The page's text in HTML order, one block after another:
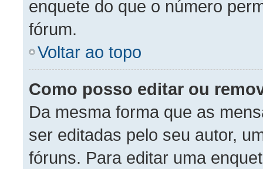
enquete do que o número
fórum.
Voltar ao topo
Como posso editar ou
Da mesma forma que as
ser editadas pelo seu autor,
fóruns. Para editar uma